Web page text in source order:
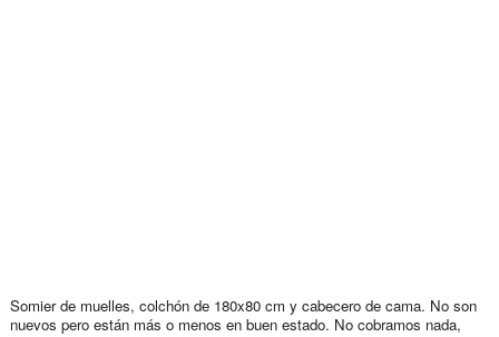
Somier de muelles, colchón de 180x80 cm y cabecero de cama. No son
nuevos pero están más o menos en buen estado. No cobramos nada,